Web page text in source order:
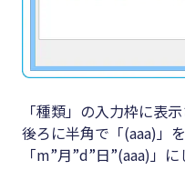
「種類」の入力枠に表
後ろに半角で「(aaa)」
「m”月”d”日”(aaa)」に